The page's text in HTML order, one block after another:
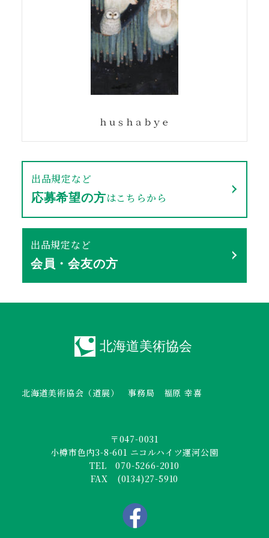
ｈｕｓｈａｂｙｅ
出品規定など
応募希望の方はこちらから
出品規定など
会員・会友の方
北海道美術協会（道展） 事務局 福原 幸喜
〒047-0031
小樽市色内3-8-601 ニコルハイツ運河公園
TEL 070-5266-2010
FAX (0134)27-5910